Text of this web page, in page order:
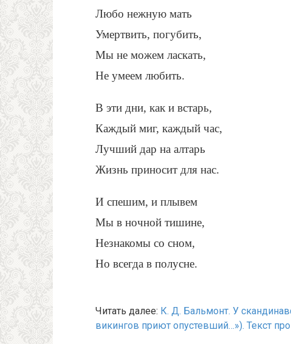
Любо нежную мать
Умертвить, погубить,
Мы не можем ласкать,
Не умеем любить.
В эти дни, как и встарь,
Каждый миг, каждый час,
Лучший дар на алтарь
Жизнь приносит для нас.
И спешим, и плывем
Мы в ночной тишине,
Незнакомы со сном,
Но всегда в полусне.
Читать далее: К. Д. Бальмонт. У
викингов приют опустевший…»). Текст